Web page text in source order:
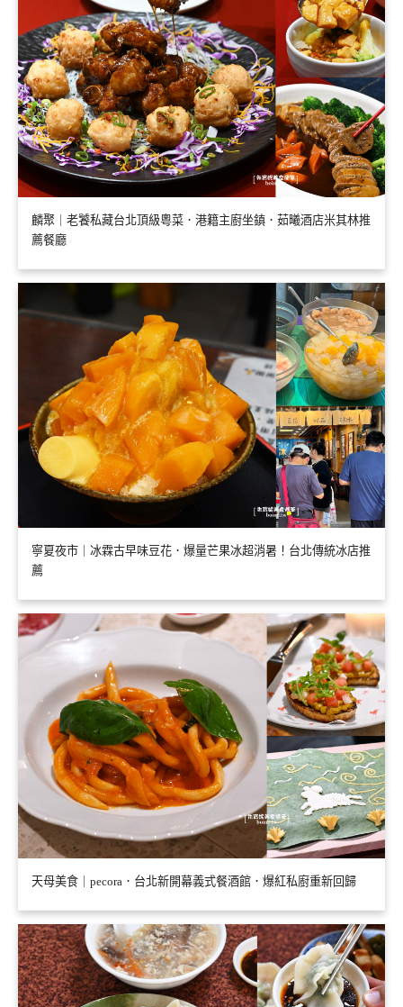
麟聚｜老饕私藏台北頂級粵菜．港籍主廚坐鎮．茹曦酒店米其林推
薦餐廳
寧夏夜市｜冰霖古早味豆花．爆量芒果冰超消暑！台北傳統冰店推
薦
天母美食｜pecora．台北新開幕義式餐酒館．爆紅私廚重新回歸